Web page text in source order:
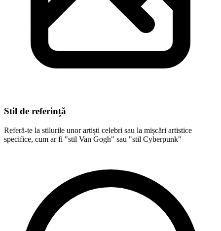
Stil de referință
Referă-te la stilurile unor artiști celebri sau la mișcări artistice
specifice, cum ar fi "stil Van Gogh" sau "stil Cyberpunk"